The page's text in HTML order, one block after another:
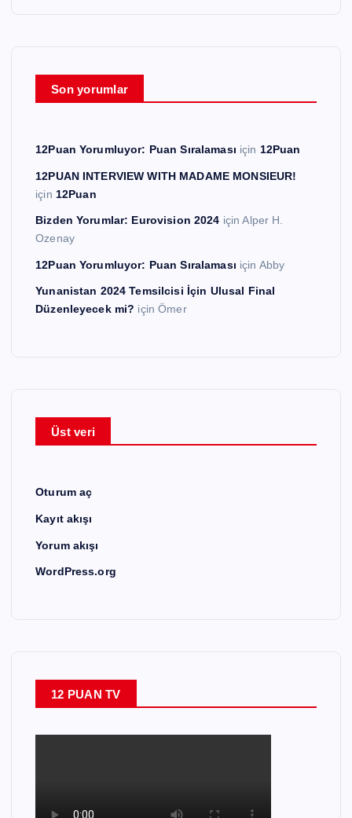
Son yorumlar
12Puan Yorumluyor: Puan Sıralaması için 12Puan
12PUAN INTERVIEW WITH MADAME MONSIEUR!
için 12Puan
Bizden Yorumlar: Eurovision 2024 içinAlper H.
Ozenay
12Puan Yorumluyor: Puan Sıralaması için Abby
Yunanistan 2024 Temsilcisi İçin Ulusal Final
Düzenleyecek mi? içinÖmer
Üst veri
Oturum aç
Kayıt akışı
Yorum akışı
WordPress.org
12 PUAN TV